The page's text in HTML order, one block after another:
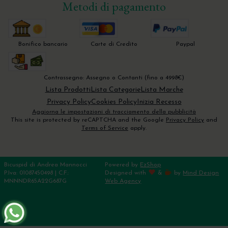
Corso Gisotti - Parodontologia non chirurgica
2025
Corso Mauro Billi - GBR di Base - Concetti
e predicibile
Corso R.Rossi - Flex Cortical Sheet 2024
Metodi di pagamento
Bonifico bancario Carte di Credito Paypal
Contrassegno: Assegno o Contanti (fino a 4998€)
Lista Prodotti Lista CategorieLista Marche
Privacy PolicyCookies PolicyInizia Recesso
Aggiorna le impostazioni di tracciamento della pubblicità
This site is protected by reCAPTCHA and the Google Privacy Policy and
Terms of Service apply.
Bicuspid di Andrea Mannocci
P.Iva: 01087450498 | C.F.:
MNNNDR65A22G687G
Powered by EzShop
Designed with
& by Mind Design
Web Agency